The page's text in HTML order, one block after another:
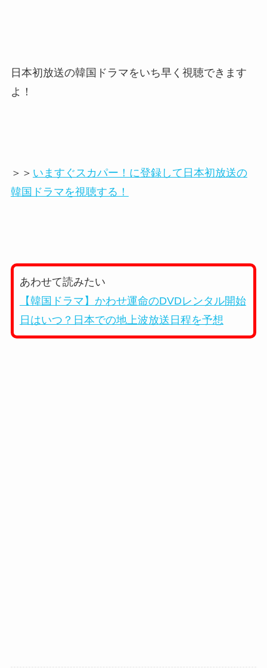
日本初放送の韓国ドラマをいち早く視聴できます
よ！
＞＞ いますぐスカパー！に登録して日本初放送の
韓国ドラマを視聴する！
あわせて読みたい
【韓国ドラマ】かわせ運命のDVDレンタル開始
日はいつ？日本での地上波放送日程を予想